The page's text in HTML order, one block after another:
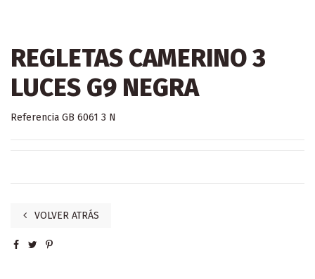
REGLETAS CAMERINO 3
LUCES G9 NEGRA
Referencia GB 6061 3 N
VOLVER ATRÁS